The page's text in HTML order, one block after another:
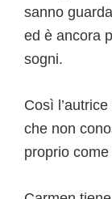
sanno
ed è ancora
sogni.
Così
che non
proprio